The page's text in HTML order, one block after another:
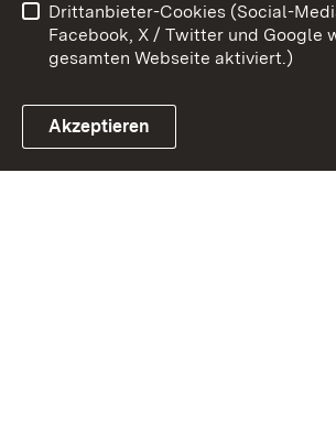
Link zum Landesportal
Impressum Cookies
Drittanbieter-Cookies (Social-
Facebook, X / Twitter und Google
gesamten Webseite aktiviert.)
Akzeptieren